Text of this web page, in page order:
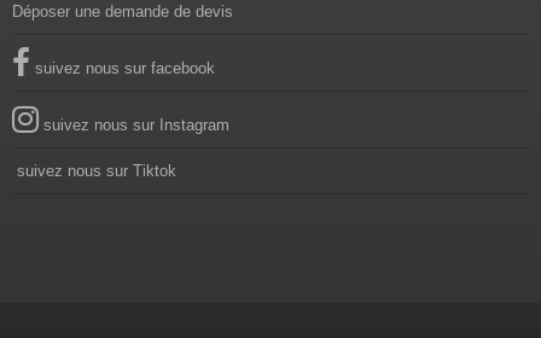
Déposer une demande de devis
suivez nous sur facebook
suivez nous sur Instagram
suivez nous sur Tiktok